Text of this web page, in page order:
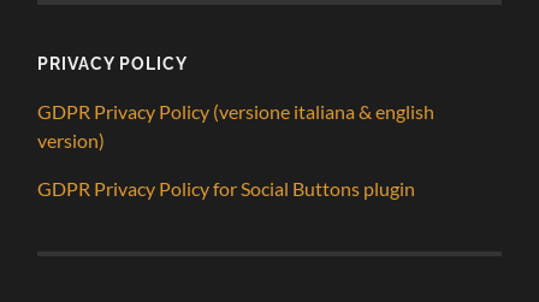
PRIVACY POLICY
GDPR Privacy Policy (versione italiana & english
version)
GDPR Privacy Policy for Social Buttons plugin